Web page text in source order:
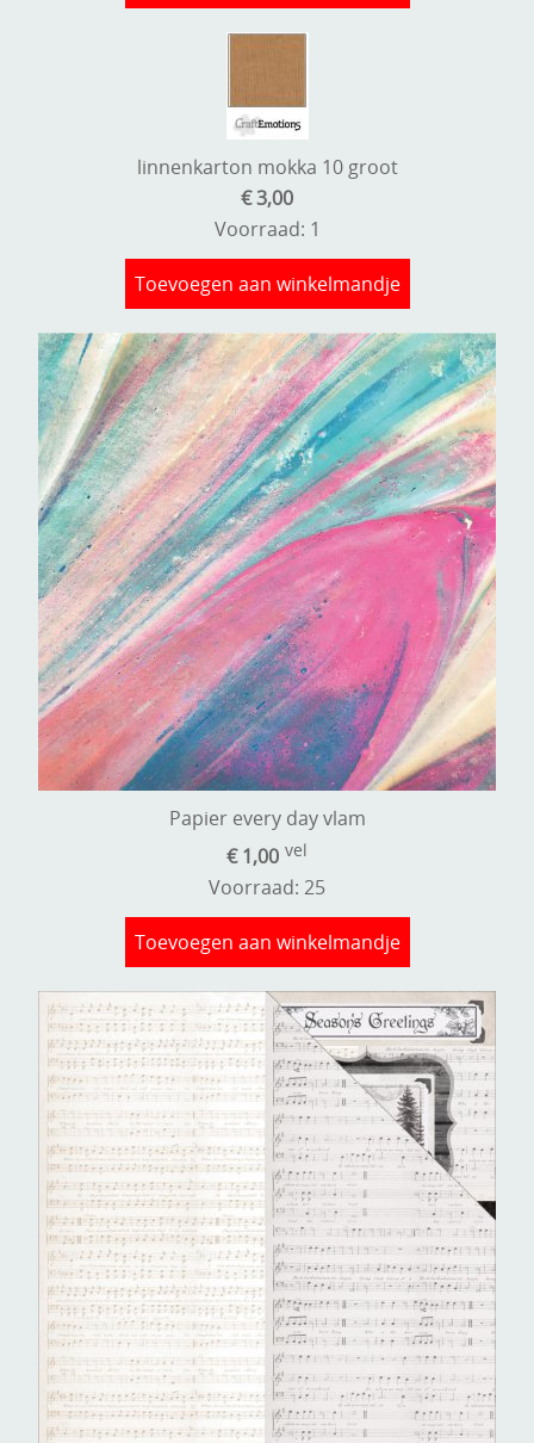
linnenkarton mokka 10 groot
€ 3,00
Voorraad: 1
Toevoegen aan winkelmandje
Papier every day vlam
€ 1,00 vel
Voorraad: 25
Toevoegen aan winkelmandje